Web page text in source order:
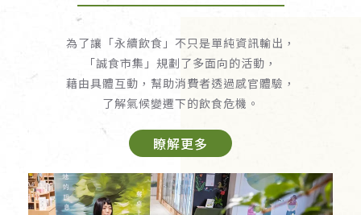
為了讓「永續飲食」不只是單純資訊輸出，
「誠食市集」規劃了多面向的活動，
藉由具體互動，幫助消費者透過感官體驗，
了解氣候變遷下的飲食危機。
瞭解更多